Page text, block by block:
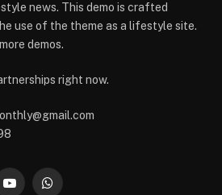
news. This demo is crafted
use of the theme as a lifestyle site.
demos.
right now.
YouTubeWhatsApp